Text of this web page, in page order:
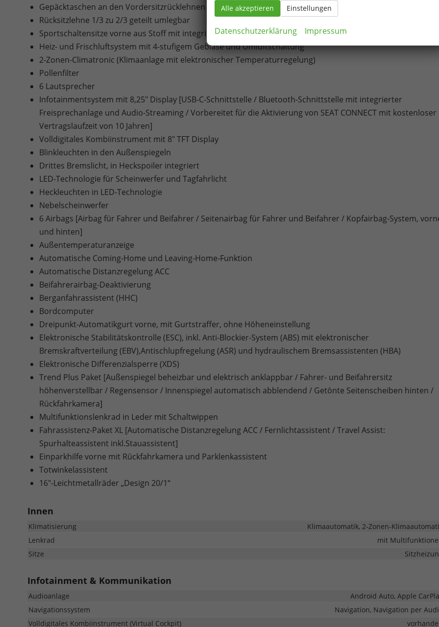
Gepäcktaschen an den Vordersitzrücklehnen
Rücksitzlehne 1/3 zu 2/3 geteilt umlegbar
Sportschaltensitze vorne aus Stoff mit integrierter Kopfstütze
Heiz- und Frischluftsystem mit 4-stufigem Gebläse und Umluftschaltung
2-Zonen-Climatronic (Klimaanlage mit elektronischer Temperaturregelung)
Pollenfilter
6 Lautsprecher
Infotainmentsystem mit 8,25" Display [USB-C-Schnittstelle / Bluetooth-Schnittstelle mit integrierter
Freisprechanlage und Audio-Streaming / Vorbereitet für die Aktivierung von SEAT CONNECT mit kostenloser
Vertragslaufzeit von 10 Jahren]
Volldigitales Kombiinstrument mit 8" TFT Display
Blinkleuchten in den Außenspiegeln
Drittes Bremslicht, in Heckspoiler integriert
LED-Technologie für Scheinwerfer und Tagfahrlicht
Heckleuchten in LED-Technologie
Nebelscheinwerfer
6 Airbags [Airbag für Fahrer und Beifahrer / Seitenairbag für Fahrer und Beifahrer / Kopfairbag-System,
und hinten]
Außentemperaturanzeige
Automatische Coming-Home und Leaving-Home-Funktion
Automatische Distanzregelung ACC
Beifahrerairbag-Deaktivierung
Berganfahrassistent (HHC)
Bordcomputer
Dreipunkt-Automatikgurt vorne, mit Gurtstraffer, ohne Höheneinstellung
Elektronische Stabilitätskontrolle (ESC), inkl. Anti-Blockier-System (ABS) mit elektronischer
Bremskraftverteilung (EBV),Antischlupfregelung (ASR) und hydraulischem Bremsassistenten (HBA)
Elektronische Differenzialsperre (XDS)
Trend Plus Paket [Außenspiegel beheizbar und elektrisch anklappbar / Fahrer- und Beifahrersitz
höhenverstellbar / Regensensor / Innenspiegel automatisch abblendend / Getönte Seitenscheiben hinten /
Rückfahrkamera]
Multifunktionslenkrad in Leder mit Schaltwippen
Fahrassistenz-Paket XL [Automatische Distanzregelung ACC / Fernlichtassistent / Travel Assist:
Spurhalteassistent inkl.Stauassistent]
Einparkhilfe vorne mit Rückfahrkamera und Parklenkassistent
Totwinkelassistent
16"-Leichtmetallräder „Design 20/1“
Innen
Klimatisierung
Klimaautomatik, 2-Zonen-
Lenkrad
mit
Sitze
Infotainment & Kommunikation
Audioanlage
Android Auto, Apple
Navigationssystem
Navigation, Navigation per
Volldigitales Kombiinstrument (Virtual Cockpit)
Alle akzeptieren Einstellungen
Datenschutzerklärung Impressum